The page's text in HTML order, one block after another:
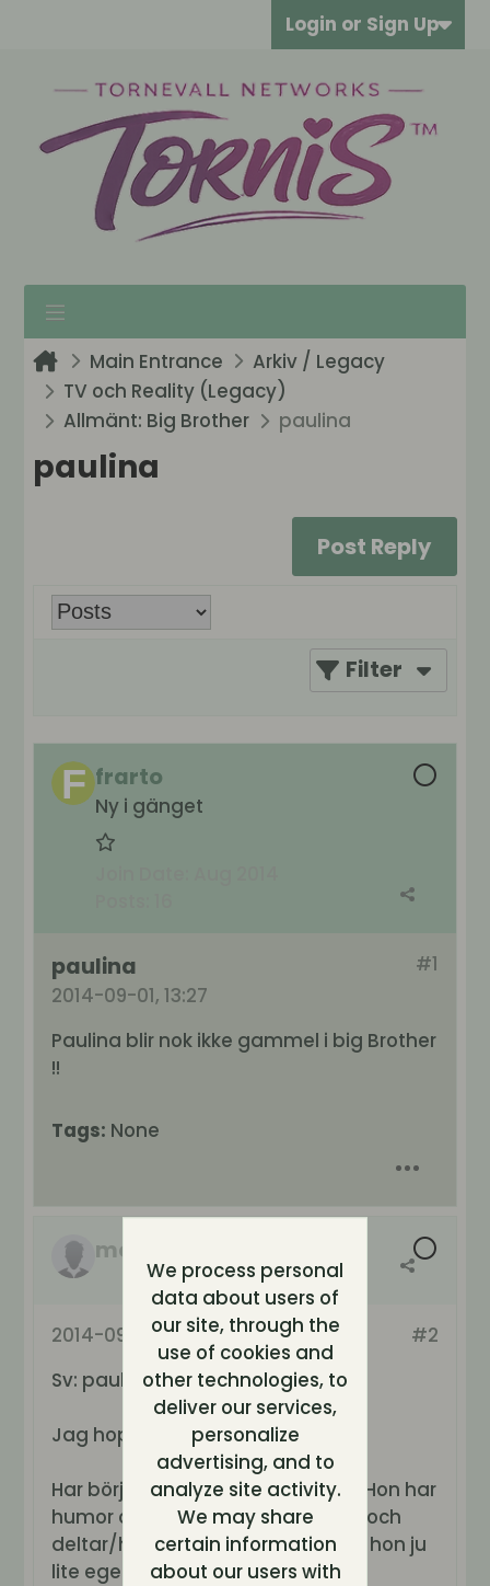
Login or Sign Up
Main Entrance
Arkiv / Legacy
TV och Reality (Legacy)
Allmänt: Big Brother
paulina
paulina
Post Reply
Filter
frarto
Ny i gänget
#1
paulina
2014-09-01, 13:27
Paulina blir nok ikke gammel i big Brother
!!
Tags: None
mojitoz
#2
2014-09-01, 13:59
Sv: paulina
Jag hoppas hon stannar.
Har börjat tycka hon är lite skön... Hon har
humor och 'faktiskt' lite 'kunskap' och
deltar/hittar på lite saker... Sen är hon ju
lite egen... Får ont i huvudet av
We process personal
data about users of
our site, through the
use of cookies and
other technologies, to
deliver our services,
personalize
advertising, and to
analyze site activity.
We may share
certain information
about our users with